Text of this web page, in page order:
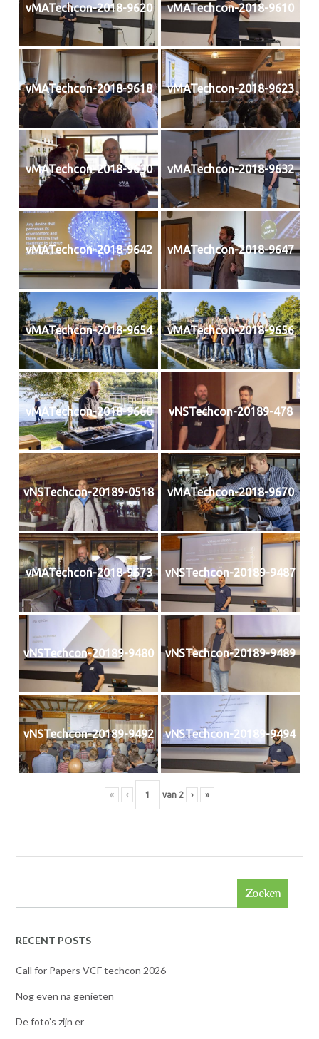
vMATechcon-2018-9620 vMATechcon-2018-9610
vMATechcon-2018-9618 vMATechcon-2018-9623
vMATechcon-2018-9630 vMATechcon-2018-9632
vMATechcon-2018-9642 vMATechcon-2018-9647
vMATechcon-2018-9654 vMATechcon-2018-9656
vMATechcon-2018-9660 vNSTechcon-20189-478
vNSTechcon-20189-0518 vMATechcon-2018-9670
vMATechcon-2018-9673 vNSTechcon-20189-9487
vNSTechcon-20189-9480 vNSTechcon-20189-9489
vNSTechcon-20189-9492 vNSTechcon-20189-9494
« ‹ van 2 › »
Zoeken
RECENT POSTS
Call for Papers VCF techcon 2026
Nog even na genieten
De foto’s zijn er